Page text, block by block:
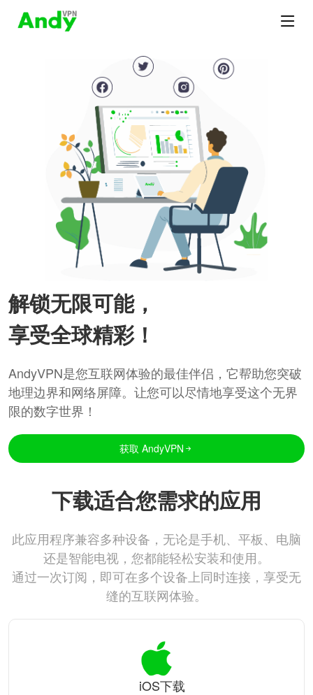
解锁无限可能，
享受全球精彩！
AndyVPN是您互联网体验的最佳伴侣，它帮助您突破
地理边界和网络屏障。让您可以尽情地享受这个无界
限的数字世界！
获取 AndyVPN
下载适合您需求的应用
此应用程序兼容多种设备，无论是手机、平板、电脑
还是智能电视，您都能轻松安装和使用。
通过一次订阅，即可在多个设备上同时连接，享受无
缝的互联网体验。
iOS下载